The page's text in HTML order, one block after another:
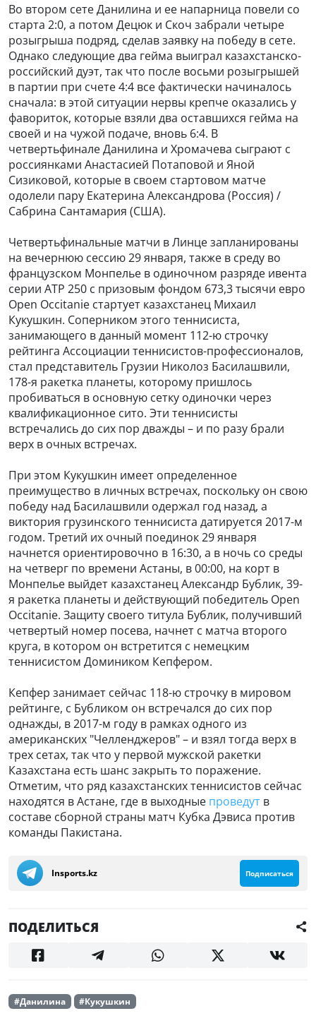
Во втором сете Данилина и ее напарница повели со
старта 2:0, а потом Децюк и Скоч забрали четыре
розыгрыша подряд, сделав заявку на победу в сете.
Однако следующие два гейма выиграл казахстанско-
российский дуэт, так что после восьми розыгрышей
в партии при счете 4:4 все фактически начиналось
сначала: в этой ситуации нервы крепче оказались у
фавориток, которые взяли два оставшихся гейма на
своей и на чужой подаче, вновь 6:4. В
четвертьфинале Данилина и Хромачева сыграют с
россиянками Анастасией Потаповой и Яной
Сизиковой, которые в своем стартовом матче
одолели пару Екатерина Александрова (Россия) /
Сабрина Сантамария (США).
Четвертьфинальные матчи в Линце запланированы
на вечернюю сессию 29 января, также в среду во
французском Монпелье в одиночном разряде ивента
серии ATP 250 с призовым фондом 673,3 тысячи евро
Open Occitanie стартует казахстанец Михаил
Кукушкин. Соперником этого теннисиста,
занимающего в данный момент 112-ю строчку
рейтинга Ассоциации теннисистов-профессионалов,
стал представитель Грузии Николоз Басилашвили,
178-я ракетка планеты, которому пришлось
пробиваться в основную сетку одиночки через
квалификационное сито. Эти теннисисты
встречались до сих пор дважды – и по разу брали
верх в очных встречах.
При этом Кукушкин имеет определенное
преимущество в личных встречах, поскольку он свою
победу над Басилашвили одержал год назад, а
виктория грузинского теннисиста датируется 2017-м
годом. Третий их очный поединок 29 января
начнется ориентировочно в 16:30, а в ночь со среды
на четверг по времени Астаны, в 00:00, на корт в
Монпелье выйдет казахстанец Александр Бублик, 39-
я ракетка планеты и действующий победитель Open
Occitanie. Защиту своего титула Бублик, получивший
четвертый номер посева, начнет с матча второго
круга, в котором он встретится с немецким
теннисистом Домиником Кепфером.
Кепфер занимает сейчас 118-ю строчку в мировом
рейтинге, с Бубликом он встречался до сих пор
однажды, в 2017-м году в рамках одного из
американских "Челленджеров" – и взял тогда верх в
трех сетах, так что у первой мужской ракетки
Казахстана есть шанс закрыть то поражение.
Отметим, что ряд казахстанских теннисистов сейчас
находятся в Астане, где в выходные проведут в
составе сборной страны матч Кубка Дэвиса против
команды Пакистана.
Insports.kz Подписаться
ПОДЕЛИТЬСЯ
#Данилина #Кукушкин